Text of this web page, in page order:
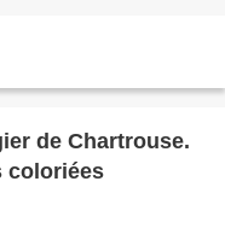
de Chartrouse.
coloriées